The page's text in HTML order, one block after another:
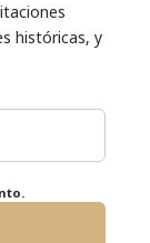
históricas, y